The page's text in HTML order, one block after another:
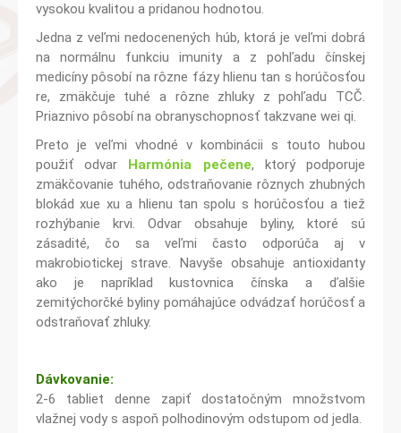
vysokou kvalitou a pridanou hodnotou.
Jedna z veľmi nedocenených húb, ktorá je veľmi dobrá
na normálnu funkciu imunity a z pohľadu čínskej
medicíny pôsobí na rôzne fázy hlienu tan s horúčosťou
re, zmäkčuje tuhé a rôzne zhluky z pohľadu TCČ.
Priaznivo pôsobí na obranyschopnosť takzvane wei qi.
Preto je veľmi vhodné v kombinácii s touto hubou
použiť odvar Harmónia pečene, ktorý podporuje
zmäkčovanie tuhého, odstraňovanie rôznych zhubných
blokád xue xu a hlienu tan spolu s horúčosťou a tiež
rozhýbanie krvi. Odvar obsahuje byliny, ktoré sú
zásadité, čo sa veľmi často odporúča aj v
makrobiotickej strave. Navyše obsahuje antioxidanty
ako je napríklad kustovnica čínska a ďalšie
zemitýchorčké byliny pomáhajúce odvádzať horúčosť a
odstraňovať zhluky.
Dávkovanie:
2-6 tabliet denne zapiť dostatočným množstvom
vlažnej vody s aspoň polhodinovým odstupom od jedla.